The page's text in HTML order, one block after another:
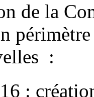
de la
:
: